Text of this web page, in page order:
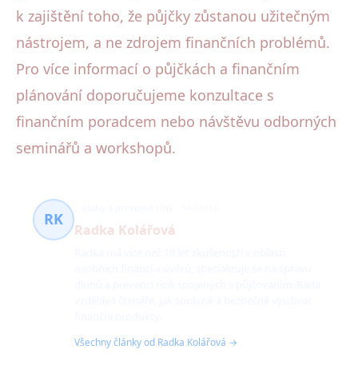
k zajištění toho, že půjčky zůstanou užitečným
nástrojem, a ne zdrojem finančních problémů.
Pro více informací o půjčkách a finančním
plánování doporučujeme konzultace s
finančním poradcem nebo návštěvu odborných
seminářů a workshopů.
RK
Radka Kolářová
Všechny články od Radka Kolářová →